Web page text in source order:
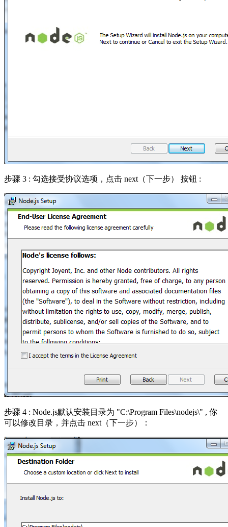
步骤 3 : 勾选接受协议选项，点击 next（下一步） 按钮 :
步骤 4 : Node.js默认安装目录为 "C:\Program Files\nodejs\" , 你
可以修改目录，并点击 next（下一步）：